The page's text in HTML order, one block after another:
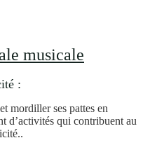
musicale
:
mordiller ses pattes en
d’activités qui contribuent au